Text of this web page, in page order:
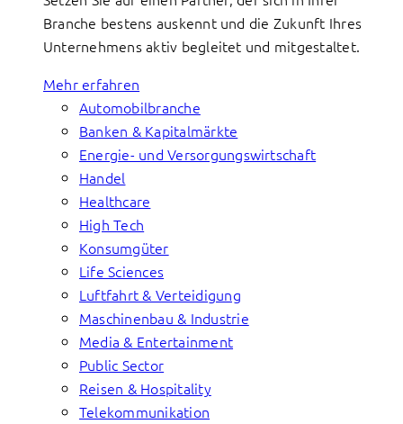
Branche bestens auskennt und die Zukunft Ihres
Unternehmens aktiv begleitet und mitgestaltet.
Mehr erfahren
Automobilbranche
Banken & Kapitalmärkte
Energie- und Versorgungswirtschaft
Handel
Healthcare
High Tech
Konsumgüter
Life Sciences
Luftfahrt & Verteidigung
Maschinenbau & Industrie
Media & Entertainment
Public Sector
Reisen & Hospitality
Telekommunikation